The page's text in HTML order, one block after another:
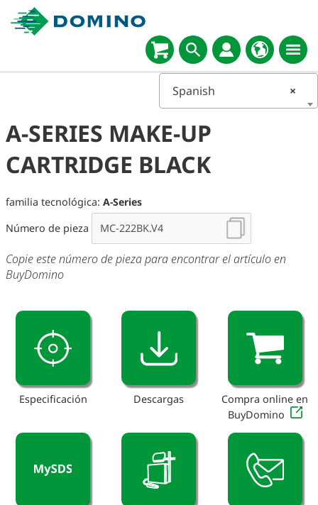
×
Spanish
A-SERIES MAKE-UP
CARTRIDGE BLACK
familia tecnológica: A-Series
Número de pieza
Copie este número de pieza para encontrar el artículo en
BuyDomino
Especificación Descargas
Compra online en
BuyDomino